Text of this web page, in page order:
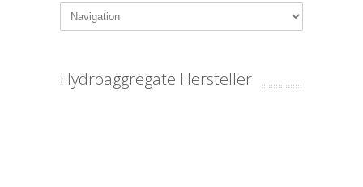
Hydroaggregate Hersteller